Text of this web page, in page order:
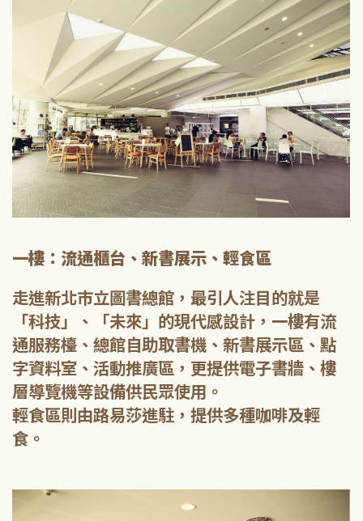
一樓：流通櫃台、新書展示、輕食區
走進新北市立圖書總館，最引人注目的就是
「科技」、「未來」的現代感設計，一樓有流
通服務檯、總館自助取書機、新書展示區、點
字資料室、活動推廣區，更提供電子書牆、樓
層導覽機等設備供民眾使用。
輕食區則由路易莎進駐，提供多種咖啡及輕
食。